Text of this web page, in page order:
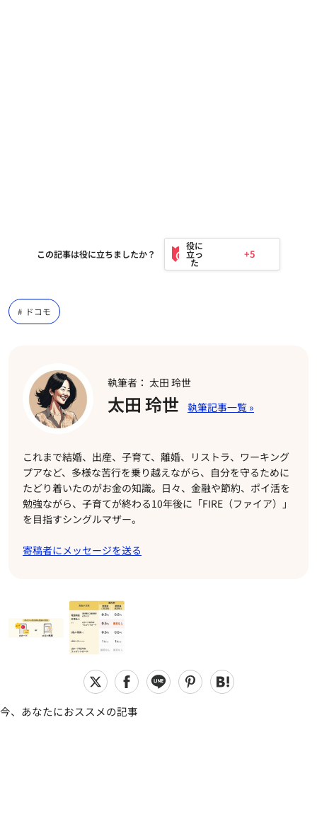
この記事は役に立ちましたか？ +5
ドコモ
執筆者： 太田 玲世
太田 玲世
これまで結婚、出産、子育て、離婚、リストラ、ワーキング
プアなど、多様な苦行を乗り越えながら、自分を守るために
たどり着いたのがお金の知識。日々、金融や節約、ポイ活を
勉強ながら、子育てが終わる10年後に「FIRE（ファイア）」
を目指すシングルマザー。
寄稿者にメッセージを送る
今、あなたにおススメの記事